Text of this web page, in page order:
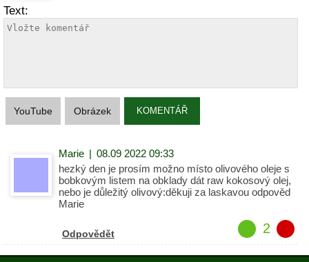
Text:
YouTube Obrázek KOMENTÁŘ
Marie | 08.09 2022 09:33
hezký den je prosím možno místo olivového oleje s
bobkovým listem na obklady dát raw kokosový olej,
nebo je důležitý olivový:děkuji za laskavou odpověd
Marie
Odpovědět 2